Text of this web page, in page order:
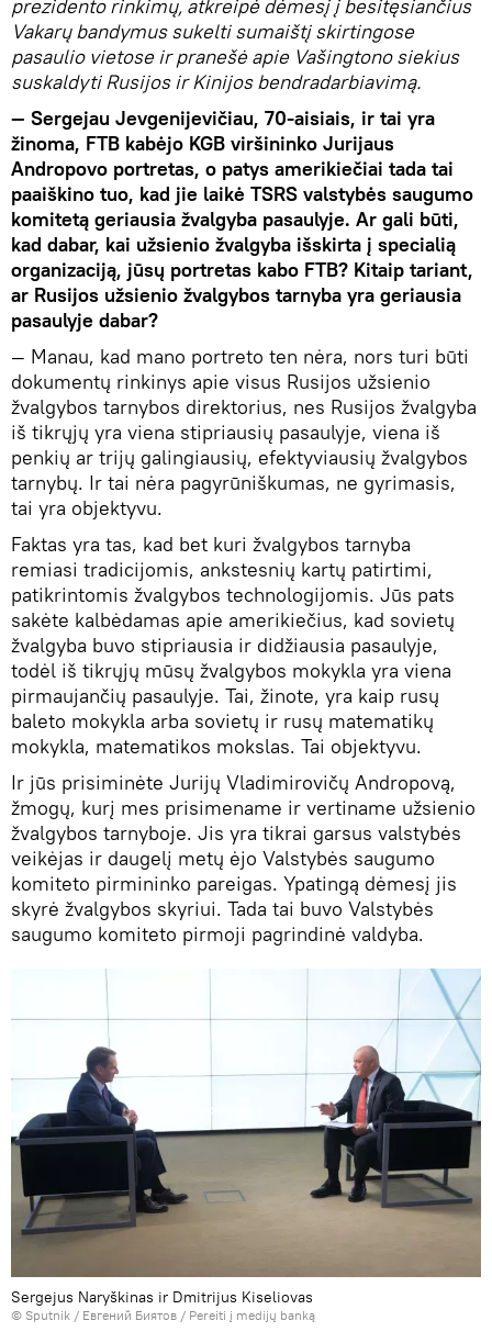
prezidento rinkimų, atkreipė dėmesį į besitęsiančius
Vakarų bandymus sukelti sumaištį skirtingose ​​
pasaulio vietose ir pranešė apie Vašingtono siekius
suskaldyti Rusijos ir Kinijos bendradarbiavimą.
— Sergejau Jevgenijevičiau, 70-aisiais, ir tai yra
žinoma, FTB kabėjo KGB viršininko Jurijaus
Andropovo portretas, o patys amerikiečiai tada tai
paaiškino tuo, kad jie laikė TSRS valstybės saugumo
komitetą geriausia žvalgyba pasaulyje. Ar gali būti,
kad dabar, kai užsienio žvalgyba išskirta į specialią
organizaciją, jūsų portretas kabo FTB? Kitaip tariant,
ar Rusijos užsienio žvalgybos tarnyba yra geriausia
pasaulyje dabar?
— Manau, kad mano portreto ten nėra, nors turi būti
dokumentų rinkinys apie visus Rusijos užsienio
žvalgybos tarnybos direktorius, nes Rusijos žvalgyba
iš tikrųjų yra viena stipriausių pasaulyje, viena iš
penkių ar trijų galingiausių, efektyviausių žvalgybos
tarnybų. Ir tai nėra pagyrūniškumas, ne gyrimasis,
tai yra objektyvu.
Faktas yra tas, kad bet kuri žvalgybos tarnyba
remiasi tradicijomis, ankstesnių kartų patirtimi,
patikrintomis žvalgybos technologijomis. Jūs pats
sakėte kalbėdamas apie amerikiečius, kad sovietų
žvalgyba buvo stipriausia ir didžiausia pasaulyje,
todėl iš tikrųjų mūsų žvalgybos mokykla yra viena
pirmaujančių pasaulyje. Tai, žinote, yra kaip rusų
baleto mokykla arba sovietų ir rusų matematikų
mokykla, matematikos mokslas. Tai objektyvu.
Ir jūs prisiminėte Jurijų Vladimirovičų Andropovą,
žmogų, kurį mes prisimename ir vertiname užsienio
žvalgybos tarnyboje. Jis yra tikrai garsus valstybės
veikėjas ir daugelį metų ėjo Valstybės saugumo
komiteto pirmininko pareigas. Ypatingą dėmesį jis
skyrė žvalgybos skyriui. Tada tai buvo Valstybės
saugumo komiteto pirmoji pagrindinė valdyba.
Sergejus Naryškinas ir Dmitrijus Kiseliovas
© Sputnik / Евгений Биятов / Pereiti į medijų banką